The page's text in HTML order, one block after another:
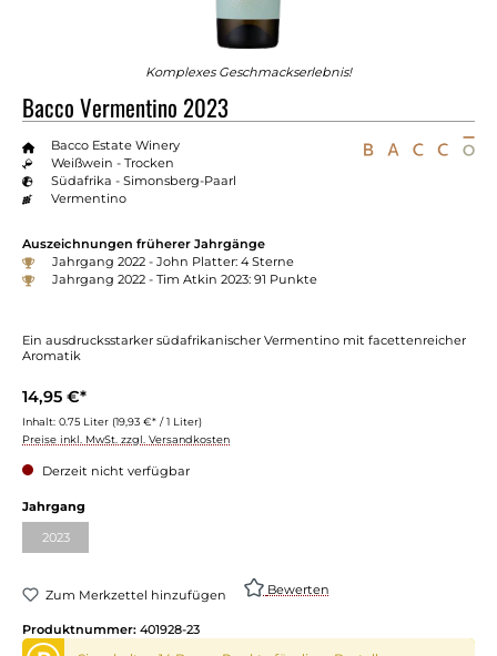
Komplexes Geschmackserlebnis!
Bacco Vermentino 2023
Bacco Estate Winery
Weißwein - Trocken
Südafrika - Simonsberg-Paarl
Vermentino
Auszeichnungen früherer Jahrgänge
Jahrgang 2022 - John Platter: 4 Sterne
Jahrgang 2022 - Tim Atkin 2023: 91 Punkte
Ein ausdrucksstarker südafrikanischer Vermentino mit facettenreicher
Aromatik
14,95 €*
Inhalt: 0.75 Liter (19,93 €* / 1 Liter)
Preise inkl. MwSt. zzgl. Versandkosten
Derzeit nicht verfügbar
Jahrgang
2023
Zum Merkzettel hinzufügen Bewerten
Produktnummer: 401928-23